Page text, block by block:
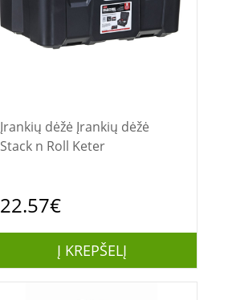
Įrankių dėžė Įrankių dėžė
Stack n Roll Keter
22.57€
Į KREPŠELĮ